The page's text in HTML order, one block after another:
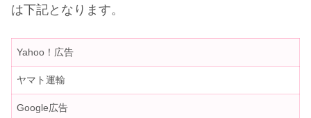
は下記となります。
Yahoo！広告
ヤマト運輸
Google広告